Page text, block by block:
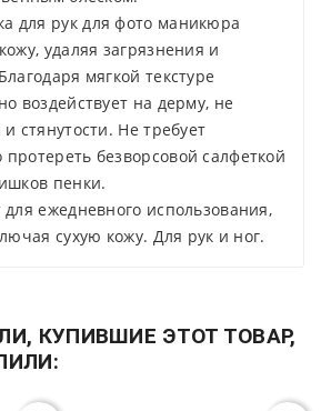
для рук для фото маникюра
удаляя загрязнения и
мягкой текстуре
воздействует на дерму, не
стянутости. Не требует
безворсовой салфеткой
пенки.
для ежедневного использования,
сухую кожу. Для рук и ног.
КУПИВШИЕ ЭТОТ ТОВАР,